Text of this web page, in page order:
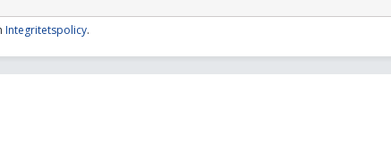
Integritetspolicy.